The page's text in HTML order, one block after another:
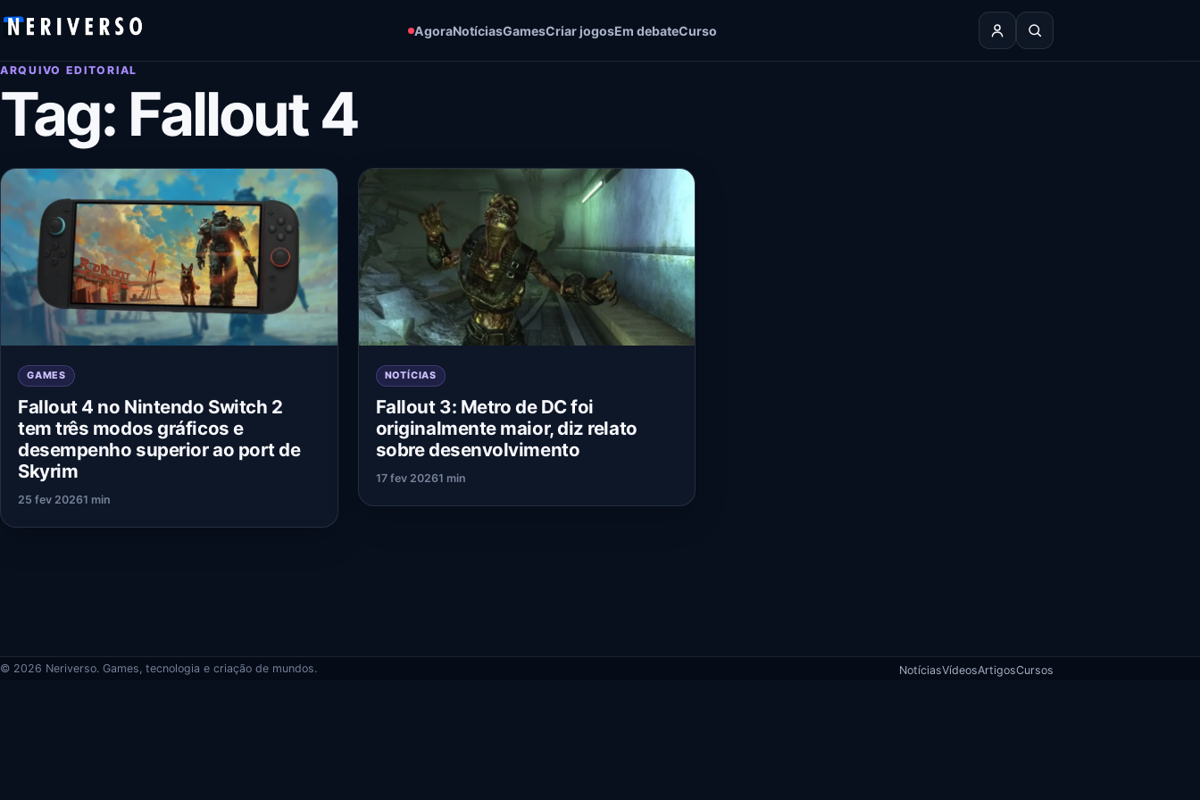
AgoraNotíciasGamesCriar jogosEm debateCurso
ARQUIVO EDITORIAL
Tag: Fallout 4
GAMES
Fallout 4 no Nintendo Switch 2
tem três modos gráficos e
desempenho superior ao port de
Skyrim
25 fev 20261 min
NOTÍCIAS
Fallout 3: Metro de DC foi
originalmente maior, diz relato
sobre desenvolvimento
17 fev 20261 min
© 2026 Neriverso. Games, tecnologia e criação de mundos. NotíciasVídeosArtigosCursos